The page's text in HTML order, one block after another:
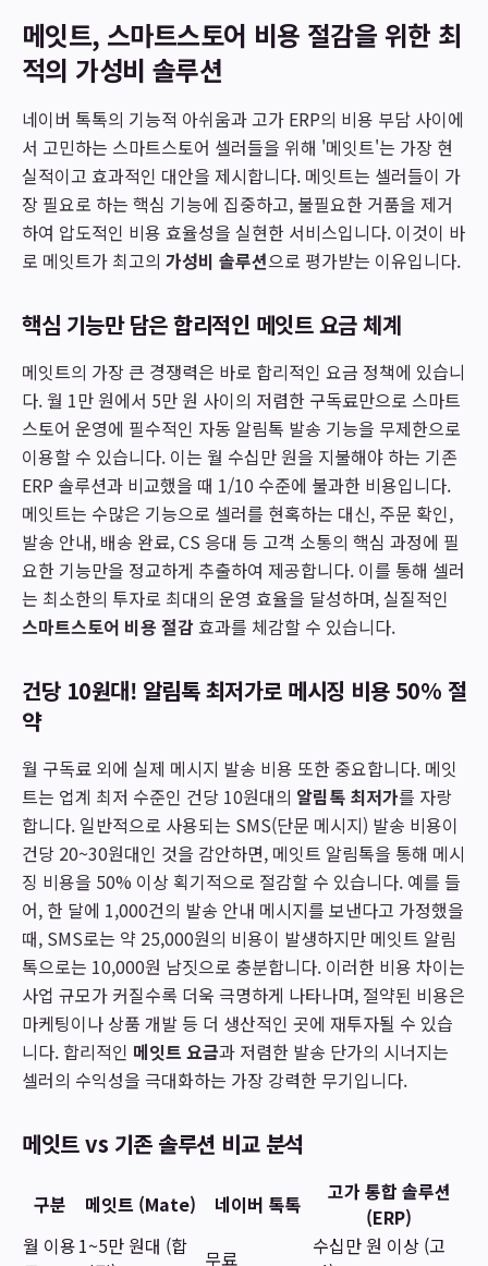
메잇트, 스마트스토어 비용 절감을 위한 최
적의 가성비 솔루션
네이버 톡톡의 기능적 아쉬움과 고가 ERP의 비용 부담 사이에
서 고민하는 스마트스토어 셀러들을 위해 '메잇트'는 가장 현
실적이고 효과적인 대안을 제시합니다. 메잇트는 셀러들이 가
장 필요로 하는 핵심 기능에 집중하고, 불필요한 거품을 제거
하여 압도적인 비용 효율성을 실현한 서비스입니다. 이것이 바
로 메잇트가 최고의 가성비 솔루션으로 평가받는 이유입니다.
핵심 기능만 담은 합리적인 메잇트 요금 체계
메잇트의 가장 큰 경쟁력은 바로 합리적인 요금 정책에 있습니
다. 월 1만 원에서 5만 원 사이의 저렴한 구독료만으로 스마트
스토어 운영에 필수적인 자동 알림톡 발송 기능을 무제한으로
이용할 수 있습니다. 이는 월 수십만 원을 지불해야 하는 기존
ERP 솔루션과 비교했을 때 1/10 수준에 불과한 비용입니다.
메잇트는 수많은 기능으로 셀러를 현혹하는 대신, 주문 확인,
발송 안내, 배송 완료, CS 응대 등 고객 소통의 핵심 과정에 필
요한 기능만을 정교하게 추출하여 제공합니다. 이를 통해 셀러
는 최소한의 투자로 최대의 운영 효율을 달성하며, 실질적인
스마트스토어 비용 절감 효과를 체감할 수 있습니다.
건당 10원대! 알림톡 최저가로 메시징 비용 50% 절
약
월 구독료 외에 실제 메시지 발송 비용 또한 중요합니다. 메잇
트는 업계 최저 수준인 건당 10원대의 알림톡 최저가를 자랑
합니다. 일반적으로 사용되는 SMS(단문 메시지) 발송 비용이
건당 20~30원대인 것을 감안하면, 메잇트 알림톡을 통해 메시
징 비용을 50% 이상 획기적으로 절감할 수 있습니다. 예를 들
어, 한 달에 1,000건의 발송 안내 메시지를 보낸다고 가정했을
때, SMS로는 약 25,000원의 비용이 발생하지만 메잇트 알림
톡으로는 10,000원 남짓으로 충분합니다. 이러한 비용 차이는
사업 규모가 커질수록 더욱 극명하게 나타나며, 절약된 비용은
마케팅이나 상품 개발 등 더 생산적인 곳에 재투자될 수 있습
니다. 합리적인 메잇트 요금과 저렴한 발송 단가의 시너지는
셀러의 수익성을 극대화하는 가장 강력한 무기입니다.
메잇트 vs 기존 솔루션 비교 분석
구분 메잇트 (Mate) 네이버 톡톡
고가 통합 솔루션
(ERP)
월 이용1~5만 원대 (합
무료
수십만 원 이상 (고